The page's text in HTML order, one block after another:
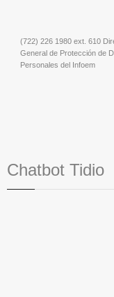
(722) 226 1980 ext. 610
General de Protección de
Personales del Infoem
Chatbot Tidio